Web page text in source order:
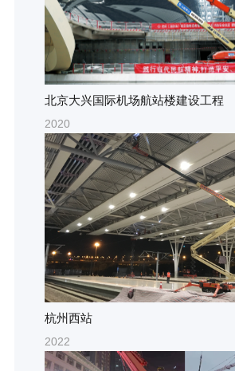
北京大兴国际机场航站楼建设工程
2020
杭州西站
2022